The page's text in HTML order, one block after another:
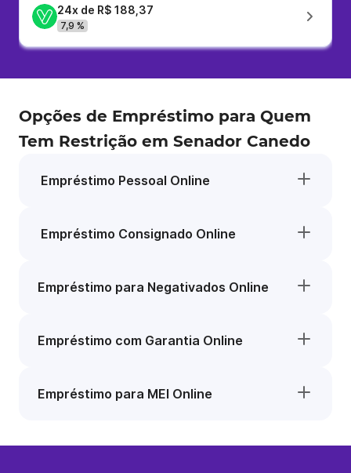
24x de R$ 188,37
7,9 %
Opções de Empréstimo para Quem
Tem Restrição em Senador Canedo
Empréstimo Pessoal Online
Empréstimo Consignado Online
Empréstimo para Negativados Online
Empréstimo com Garantia Online
Empréstimo para MEI Online